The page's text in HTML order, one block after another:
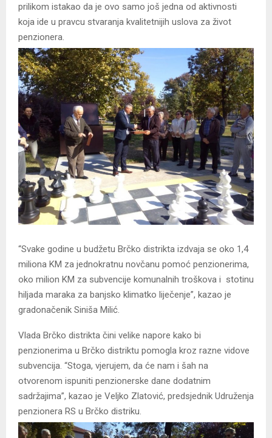
prilikom istakao da je ovo samo još jedna od aktivnosti
koja ide u pravcu stvaranja kvalitetnijih uslova za život
penzionera.
“Svake godine u budžetu Brčko distrikta izdvaja se oko 1,4
miliona KM za jednokratnu novčanu pomoć penzionerima,
oko milion KM za subvencije komunalnih troškova i stotinu
hiljada maraka za banjsko klimatko liječenje”, kazao je
gradonačenik Siniša Milić.
Vlada Brčko distrikta čini velike napore kako bi
penzionerima u Brčko distriktu pomogla kroz razne vidove
subvencija. “Stoga, vjerujem, da će nam i šah na
otvorenom ispuniti penzionerske dane dodatnim
sadržajima”, kazao je Veljko Zlatović, predsjednik Udruženja
penzionera RS u Brčko distriku.